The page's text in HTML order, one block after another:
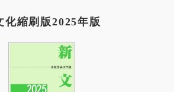
化縮刷版2025年版